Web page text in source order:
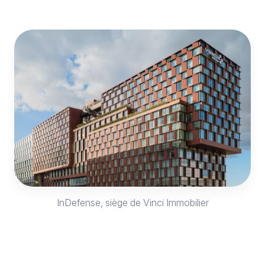
InDefense, siège de Vinci Immobilier